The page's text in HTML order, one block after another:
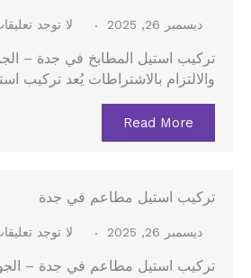
ديسمبر 26, 2025 لا توجد
تركيب استيل المطابخ في جدة –
والالتزام بالاشتراطات يُعد تركيب
Read More
تركيب استيل مطاعم في جدة
ديسمبر 26, 2025 لا توجد
تركيب استيل مطاعم في جدة –